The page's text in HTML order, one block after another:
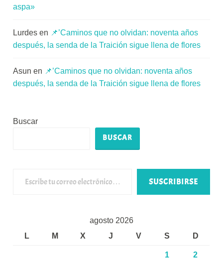
aspa»
Lurdes en 📌’Caminos que no olvidan: noventa años
después, la senda de la Traición sigue llena de flores
Asun en 📌’Caminos que no olvidan: noventa años
después, la senda de la Traición sigue llena de flores
Buscar
BUSCAR
SUSCRIBIRSE
agosto 2026
L
M X J V S D
1 2